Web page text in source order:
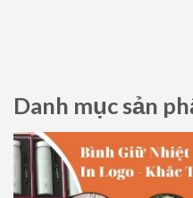
Danh mục sản